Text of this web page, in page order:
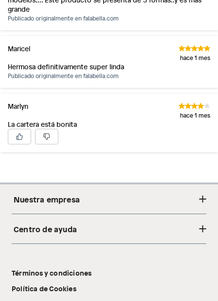
grande
Publicado originalmente enfalabella.com
Maricel
hace 1 mes
Hermosa definitivamente super linda
Publicado originalmente enfalabella.com
Marlyn
hace 1 mes
La cartera está bonita
Nuestra empresa
Acerca de nosotros
Tecnología Pillow Walk
Centro de ayuda
Libro de reclamaciones
Términos y condiciones
Política de Cookies